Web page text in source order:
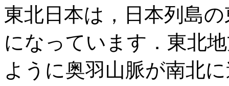
東北日本は，日本列島
になっています．東北
ように奥羽山脈が南北